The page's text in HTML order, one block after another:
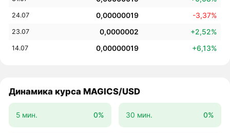
24.07 0,00000019 -3,37%
23.07 0,0000002 +2,52%
14.07 0,00000019 +6,13%
Динамика курса MAGICS/USD
5 мин. 0% 30 мин. 0%